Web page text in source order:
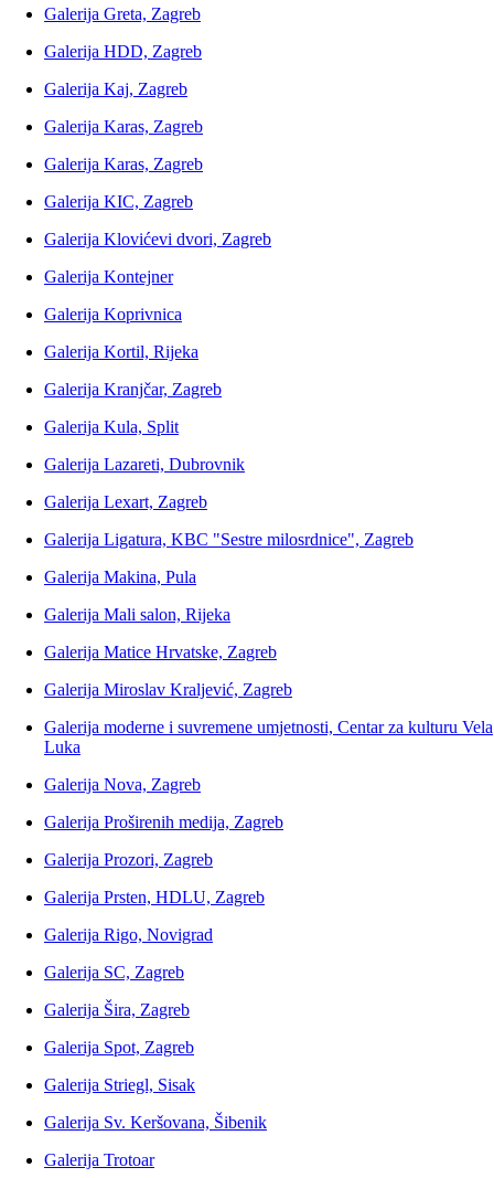
Galerija Greta, Zagreb
Galerija HDD, Zagreb
Galerija Kaj, Zagreb
Galerija Karas, Zagreb
Galerija Karas, Zagreb
Galerija KIC, Zagreb
Galerija Klovićevi dvori, Zagreb
Galerija Kontejner
Galerija Koprivnica
Galerija Kortil, Rijeka
Galerija Kranjčar, Zagreb
Galerija Kula, Split
Galerija Lazareti, Dubrovnik
Galerija Lexart, Zagreb
Galerija Ligatura, KBC "Sestre milosrdnice", Zagreb
Galerija Makina, Pula
Galerija Mali salon, Rijeka
Galerija Matice Hrvatske, Zagreb
Galerija Miroslav Kraljević, Zagreb
Galerija moderne i suvremene umjetnosti, Centar za kulturu Vela
Luka
Galerija Nova, Zagreb
Galerija Proširenih medija, Zagreb
Galerija Prozori, Zagreb
Galerija Prsten, HDLU, Zagreb
Galerija Rigo, Novigrad
Galerija SC, Zagreb
Galerija Šira, Zagreb
Galerija Spot, Zagreb
Galerija Striegl, Sisak
Galerija Sv. Keršovana, Šibenik
Galerija Trotoar